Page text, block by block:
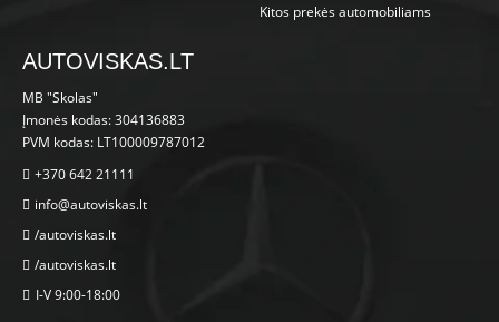
Kitos prekės automobiliams
AUTOVISKAS.LT
MB "Skolas"
Įmonės kodas: 304136883
PVM kodas: LT100009787012
+370 642 21111
info@autoviskas.lt
/autoviskas.lt
/autoviskas.lt
I-V 9:00-18:00